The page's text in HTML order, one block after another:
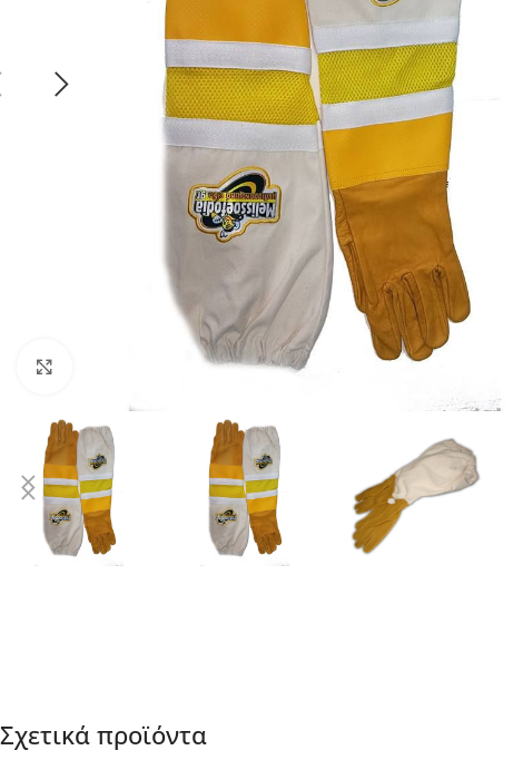
Σχετικά προϊόντα